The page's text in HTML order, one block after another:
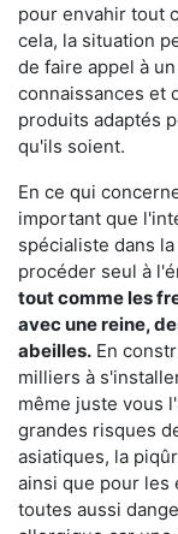
pour envahir tout
cela, la situation
de faire appel à
connaissances et
produits adaptés
qu'ils soient.
En ce qui
important que
spécialiste dans
procéder seul à
tout comme les
avec une reine,
abeilles. En
milliers à
même juste vous
grandes risques
asiatiques, la
ainsi que pour les
toutes aussi